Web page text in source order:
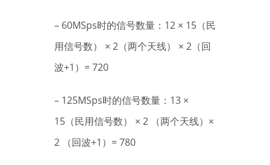
– 60MSps时的信号数量：12 × 15（民
用信号数） × 2（两个天线） × 2（回
波+1）= 720
– 125MSps时的信号数量：13 ×
15（民用信号数） × 2 （两个天线）×
2 （回波+1）= 780